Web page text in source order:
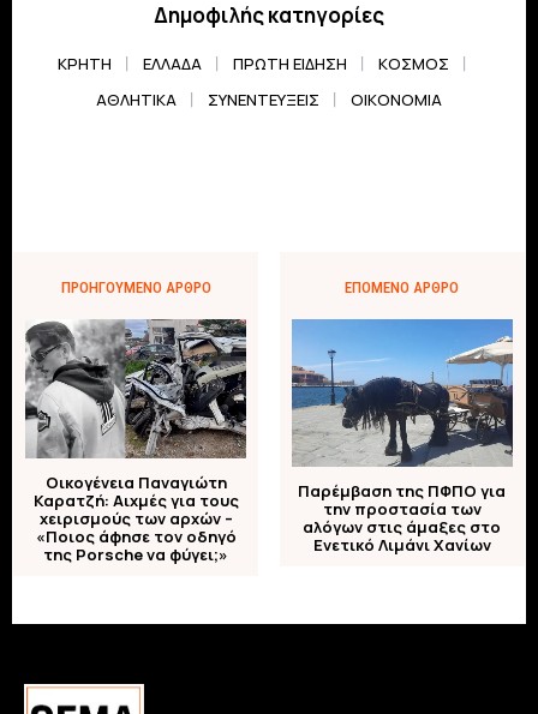
Δημοφιλής κατηγορίες
ΚΡΗΤΗ ΕΛΛΆΔΑ ΠΡΏΤΗ ΕΊΔΗΣΗ
ΚΌΣΜΟΣ
ΑΘΛΗΤΙΚΆ
ΣΥΝΕΝΤΕΎΞΕΙΣ ΟΙΚΟΝΟΜΊΑ
ΠΡΟΗΓΟΎΜΕΝΟ ΆΡΘΡΟ
Οικογένεια Παναγιώτη
Καρατζή: Αιχμές για τους
χειρισμούς των αρχών –
«Ποιος άφησε τον οδηγό
της Porsche να φύγει;»
ΕΠΌΜΕΝΟ ΆΡΘΡΟ
Παρέμβαση της ΠΦΠΟ για
την προστασία των
αλόγων στις άμαξες στο
Ενετικό Λιμάνι Χανίων